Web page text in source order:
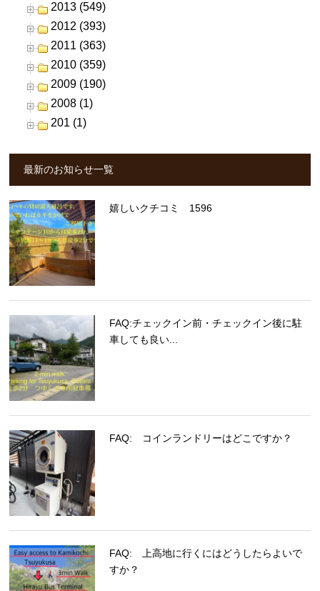
2013 (549)
2012 (393)
2011 (363)
2010 (359)
2009 (190)
2008 (1)
201 (1)
最新のお知らせ一覧
嬉しいクチコミ 1596
FAQ:チェックイン前・チェックイン後に駐
車しても良い...
FAQ: コインランドリーはどこですか？
FAQ: 上高地に行くにはどうしたらよいで
すか？